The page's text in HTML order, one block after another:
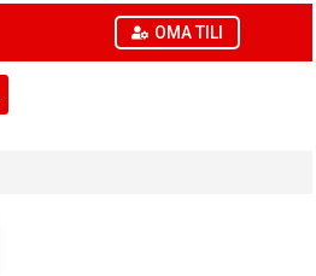
OMA TILI